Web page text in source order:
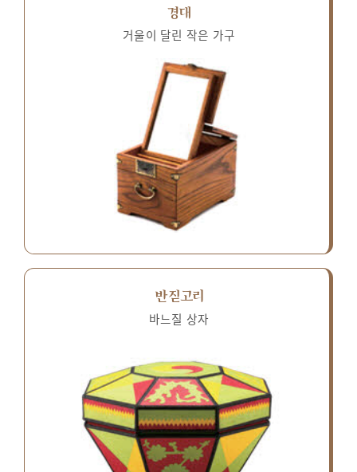
경대
거울이 달린 작은 가구
반짇고리
바느질 상자